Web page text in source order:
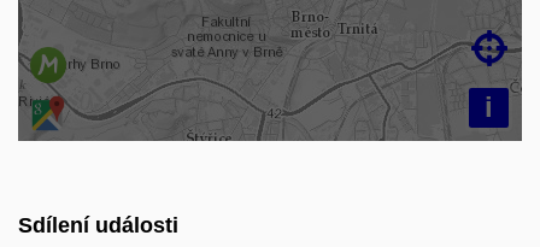
i

Sdílení události